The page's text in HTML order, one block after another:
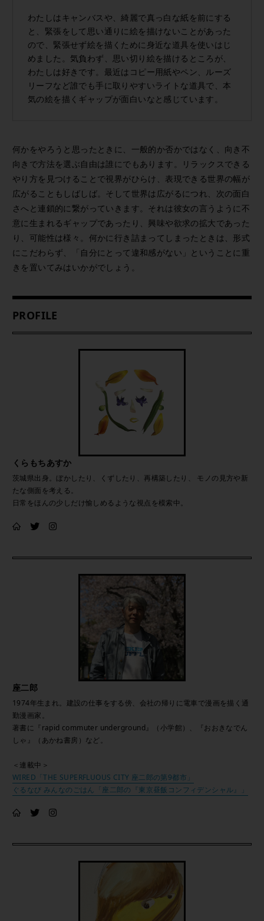
わたしはキャンバスや、綺麗で真っ白な紙を前にする
と、緊張をして思い通りに絵を描けないことがあった
ので、緊張せず絵を描くために身近な道具を使いはじ
めました。気負わず、思い切り絵を描けるところが、
わたしは好きです。最近はコピー用紙やペン、ルーズ
リーフなど誰でも手に取りやすいライトな道具で、本
気の絵を描くギャップが面白いなと感じています。
何かをやろうと思ったときに、一般的か否かではなく、向き不
向きで方法を選ぶ自由は誰にでもあります。リラックスできる
やり方を見つけることで視界がひらけ、表現できる世界の幅が
広がることもしばしば。そして世界は広がるにつれ、次の面白
さへと連鎖的に繋がっていきます。それは彼女の言うように不
意に生まれるギャップであったり、興味や欲求の拡大であった
り、可能性は様々。何かに行き詰まってしまったときは、形式
にこだわらず、「自分にとって違和感がない」ということに重
きを置いてみはいかがでしょう。
PROFILE
くらもちあすか
茨城県出身。ぼかしたり、くずしたり、再構築したり、 モノの見方や新
たな側面を考える。
日常をほんの少しだけ愉しめるような視点を模索中。
座二郎
1974年生まれ。建設の仕事をする傍、会社の帰りに電車で漫画を描く通
勤漫画家。
著書に『rapid commuter underground』（小学館）、『おおきなでん
しゃ』（あかね書房）など。
＜連載中＞
WIRED「THE SUPERFLUOUS CITY 座二郎の第9都市」
ぐるなび みんなのごはん「座二郎の『東京昼飯コンフィデンシャル』」